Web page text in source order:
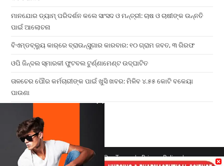
ମାନଯୋର ଡ୍ୟାମ୍ ପରିଦର୍ଶନ କଲେ ସାଂସଦ ଓ ମନ୍ତ୍ରୀ: ଚାଷ ଓ ଚାଷୀଙ୍କ ଉନ୍ନତି
ପାଇଁ ଆଲୋଚନା
ବିଏମ୍‌ଡବ୍ଲ୍ୟୁ କାର୍‌ରେ ବ୍ରାଉନ୍‌ସୁଗାର କାରବାର: ୧୦ ଗ୍ରାମ ଜବତ, ୩ ଗିରଫ
ଓପି ଜିନ୍ଦଲ ସ୍ମାରକୀ ଫୁଟବଲ ଟୁର୍ଣ୍ଣାମେଣ୍ଟ ଉଦ୍ଘାଟିତ
ତାଳଚେର ପୌର କର୍ମଚାରୀଙ୍କ ପାଇଁ ଖୁସି ଖବର: ମିଳିବ ୪.୫୫ କୋଟି ବକେୟା
ପାଉଣା
Home Contact us Our Team
Privacy Policy
×